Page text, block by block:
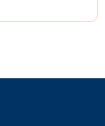
nhẹ nhàng